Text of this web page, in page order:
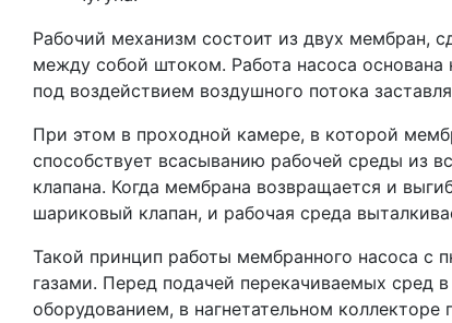
Рабочий механизм состоит из двух мембран,
между собой штоком. Работа насоса
под воздействием воздушного потока
При этом в проходной камере, в которой
способствует всасыванию рабочей среды из
клапана. Когда мембрана возвращается и
шариковый клапан, и рабочая среда
Такой принцип работы мембранного насоса с
газами. Перед подачей перекачиваемых
оборудованием, в нагнетательном коллекторе